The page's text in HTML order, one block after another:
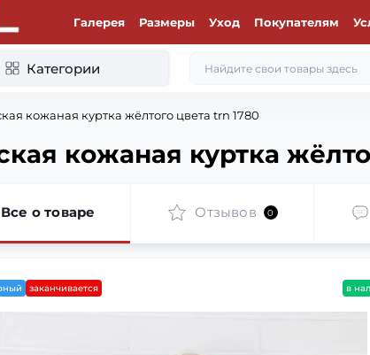
Галерея Размеры Уход Покупателям
Категории
кожаная куртка жёлтого цвета trn 1780
кожаная куртка
Все о товаре Отзывов 0
заканчивается в